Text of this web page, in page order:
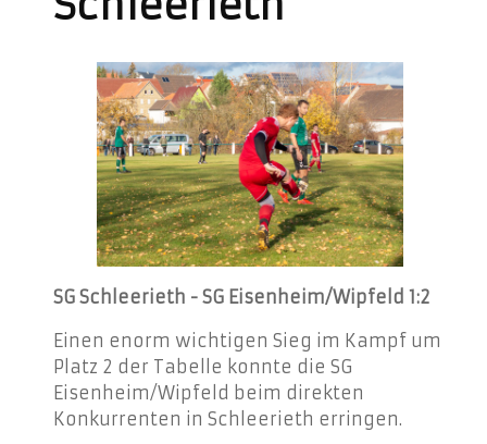
SG Schleerieth - SG Eisenheim/Wipfeld 1:2
Einen enorm wichtigen Sieg im Kampf um
Platz 2 der Tabelle konnte die SG
Eisenheim/Wipfeld beim direkten
Konkurrenten in Schleerieth erringen.